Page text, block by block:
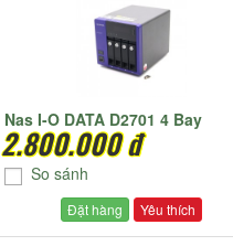
2.800.000 đ
Nas I-O DATA D2701 4 Bay
So sánh
Đặt hàng Yêu thích